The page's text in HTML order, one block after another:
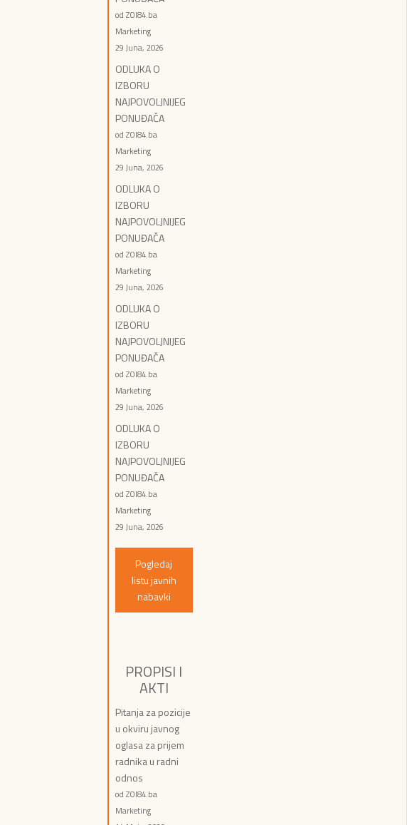
od ZOI84.ba
Marketing
29 Juna, 2026
ODLUKA O
IZBORU
NAJPOVOLJNIJEG
PONUĐAČA
od ZOI84.ba
Marketing
29 Juna, 2026
ODLUKA O
IZBORU
NAJPOVOLJNIJEG
PONUĐAČA
od ZOI84.ba
Marketing
29 Juna, 2026
ODLUKA O
IZBORU
NAJPOVOLJNIJEG
PONUĐAČA
od ZOI84.ba
Marketing
29 Juna, 2026
ODLUKA O
IZBORU
NAJPOVOLJNIJEG
PONUĐAČA
od ZOI84.ba
Marketing
29 Juna, 2026
Pogledaj
listu javnih
nabavki
PROPISI I
AKTI
Pitanja za pozicije
u okviru javnog
oglasa za prijem
radnika u radni
odnos
od ZOI84.ba
Marketing